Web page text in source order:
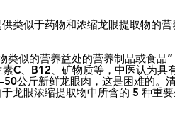
类似于药物和浓缩龙眼提取物的营
似的营养益处的营养制品或食品”
C、B12、矿物质等，中医认为具
公斤新鲜龙眼肉，这是困难的。
龙眼浓缩提取物中所含的 5 种重